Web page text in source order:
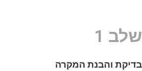
שלב 1
בדיקת והבנת המקרה